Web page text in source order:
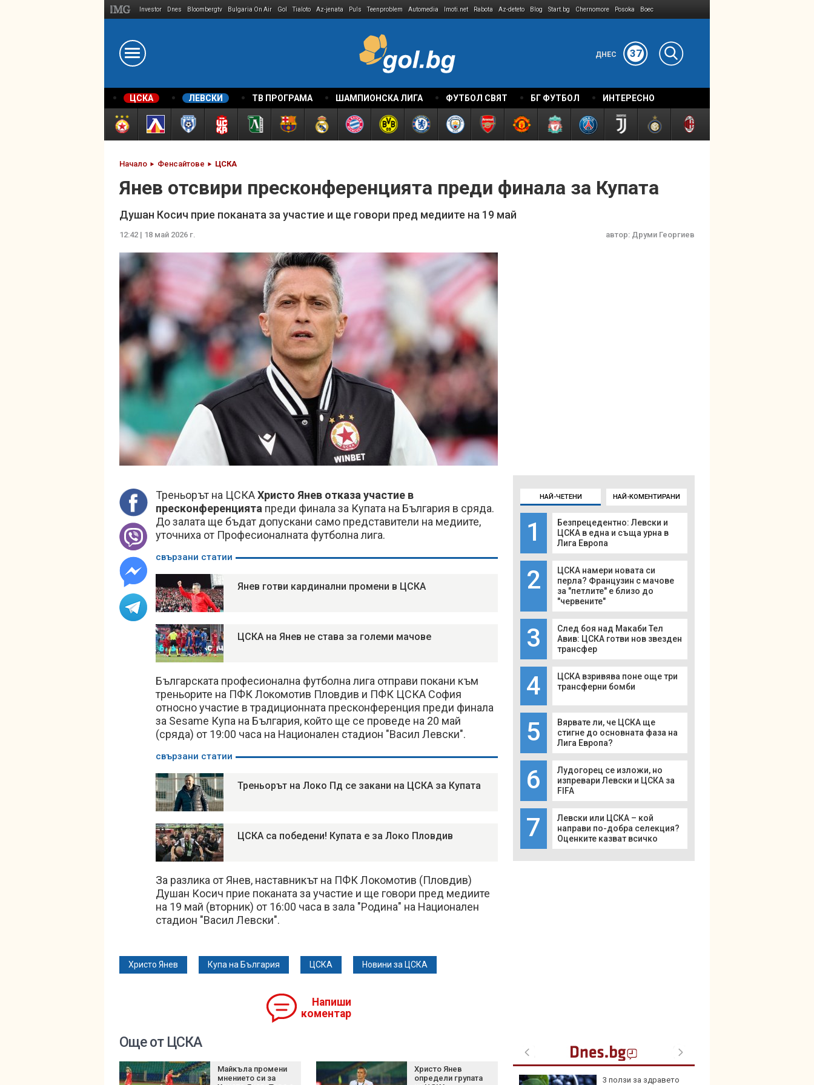
Investor Dnes Bloombergtv Bulgaria On Air Gol Tialoto Az-jenata Puls Teenproblem Automedia Imoti.net Rabota Az-deteto Blog Start.bg Chernomore Posoka Boec
ДНЕС 37
ЦСКА ЛЕВСКИ ТВ ПРОГРАМА ШАМПИОНСКА ЛИГА ФУТБОЛ СВЯТ БГ ФУТБОЛ ИНТЕРЕСНО
Начало Фенсайтове ЦСКА
Янев отсвири пресконференцията преди финала за Купата
Душан Косич прие поканата за участие и ще говори пред медиите на 19 май
12:42 | 18 май 2026 г. автор: Друми Георгиев
Треньорът на ЦСКАХристо Янев отказа участие в
пресконференцията преди финала за Купата на България в сряда.
До залата ще бъдат допускани само представители на медиите,
уточниха от Професионалната футболна лига.
свързани статии
Янев готви кардинални промени в ЦСКА
ЦСКА на Янев не става за големи мачове
Българската професионална футболна лига отправи покани към
треньорите на ПФК Локомотив Пловдив и ПФК ЦСКА София
относно участие в традиционната пресконференция преди финала
за Sesame Купа на България, който ще се проведе на 20 май
(сряда) от 19:00 часа на Национален стадион "Васил Левски".
свързани статии
Треньорът на Локо Пд се закани на ЦСКА за Купата
ЦСКА са победени! Купата е за Локо Пловдив
За разлика от Янев, наставникът на ПФК Локомотив (Пловдив)
Душан Косич прие поканата за участие и ще говори пред медиите
на 19 май (вторник) от 16:00 часа в зала "Родина" на Национален
стадион "Васил Левски".
Христо Янев Купа на България ЦСКА Новини за ЦСКА
Напиши
коментар
НАЙ-ЧЕТЕНИ НАЙ-КОМЕНТИРАНИ
1
Безпрецедентно: Левски и
ЦСКА в една и съща урна в
Лига Европа
2
ЦСКА намери новата си
перла? Французин с мачове
за "петлите" е близо до
"червените"
3
След боя над Макаби Тел
Авив: ЦСКА готви нов звезден
трансфер
4
ЦСКА взривява поне още три
трансферни бомби
5
Вярвате ли, че ЦСКА ще
стигне до основната фаза на
Лига Европа?
6
Лудогорец се изложи, но
изпревари Левски и ЦСКА за
FIFA
7
Левски или ЦСКА – кой
направи по-добра селекция?
Оценките казват всичко
Още от ЦСКА
Майкъла промени
мнението си за
Христо Янев
определи групата
Нетаняху отхвърли
3 ползи за здравето